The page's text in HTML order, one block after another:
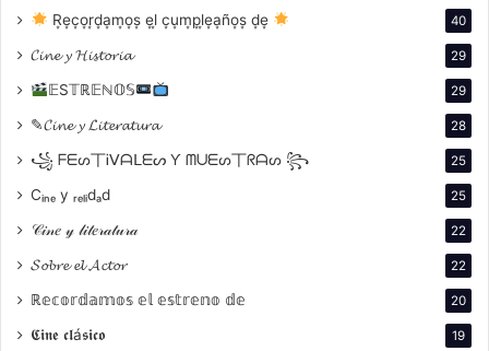
lanzamiento del Festival Internacional de Cine y
Democracia, en el que participaron autoridades
nacionales y representantes del sector audiovisual. El
evento tuvo lugar en el Auditorio Manuel Belgrano de
la sede de la Cancillería, donde el ministro de Cultura,
Tristán Bauer, destacó el valor simbólico y político de
este encuentro cinematográfico. «Quiero felicitar a
R͙e͙c͙o͙r͙d͙a͙m͙o͙s͙ e͙l͙ c͙u͙m͙p͙l͙e͙a͙ño͙s͙ d͙e͙ 40
𝓒𝓲𝓷𝓮 𝔂 𝓗𝓲𝓼𝓽𝓸𝓻𝓲𝓪 29
𝔼S𝕋ℝ𝔼ℕ𝕆𝕊 29
✎𝓒𝓲𝓷𝓮 𝔂 𝓛𝓲𝓽𝓮𝓻𝓪𝓽𝓾𝓻𝓪 28
꧁ ᖴᗴᔕ丅Ꭵᐯᗩᒪᗴᔕ Ƴ ᗰᑌᗴᔕ丅ᖇᗩᔕ ꧂ 25
Cᵢₙₑ y ᵣₑₗᵢdₐd 25
𝒞𝒾𝓃𝑒 𝓎 𝓁𝒾𝓉𝑒𝓇𝒶𝓉𝓊𝓇𝒶 22
𝓢𝓸𝓫𝓻𝓮 𝓮𝓵 𝓐𝓬𝓽𝓸𝓻 22
ℝ𝕖𝕔𝕠𝕣𝕕𝕒𝕞𝕠𝕤 𝕖𝕝 𝕖𝕤𝕥𝕣𝕖𝕟𝕠 𝕕𝕖 20
𝕮𝖎𝖓𝖊 𝖈𝖑á𝖘𝖎𝖈𝖔 19